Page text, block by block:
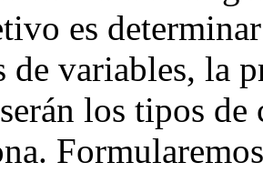
es
de variables, la
los tipos de